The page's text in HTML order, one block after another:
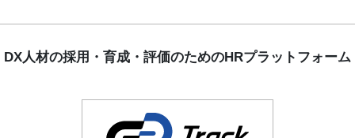
DX人材の採用・育成・評価のためのHRプラットフォーム